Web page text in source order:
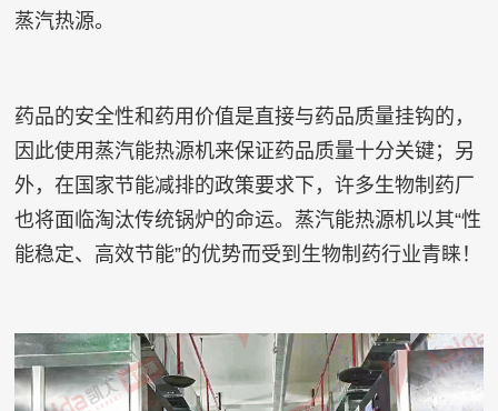
蒸汽热源。
药品的安全性和药用价值是直接与药品质量挂钩的，
因此使用蒸汽能热源机来保证药品质量十分关键；另
外，在国家节能减排的政策要求下，许多生物制药厂
也将面临淘汰传统锅炉的命运。蒸汽能热源机以其“性
能稳定、高效节能”的优势而受到生物制药行业青睐！